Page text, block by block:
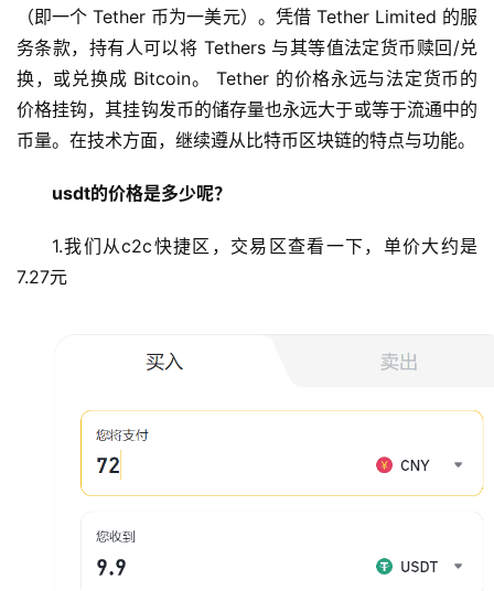
（即一个 Tether 币为一美元）。凭借 Tether Limited 的服
务条款，持有人可以将 Tethers 与其等值法定货币赎回/兑
换，或兑换成 Bitcoin。 Tether 的价格永远与法定货币的
价格挂钩，其挂钩发币的储存量也永远大于或等于流通中的
usdt的价格是多少呢？
1.我们从c2c快捷区，交易区查看一下，单价大约是
7.27元